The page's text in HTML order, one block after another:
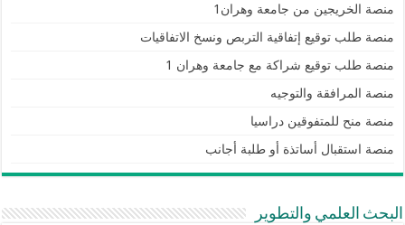
منصة الخريجين من جامعة وهران1
منصة طلب توقيع إتفاقية التربص ونسخ الاتفاقيات
منصة طلب توقيع شراكة مع جامعة وهران 1
منصة المرافقة والتوجيه
منصة منح للمتفوقين دراسيا
منصة استقبال أساتذة أو طلبة أجانب
البحث العلمي والتطوير